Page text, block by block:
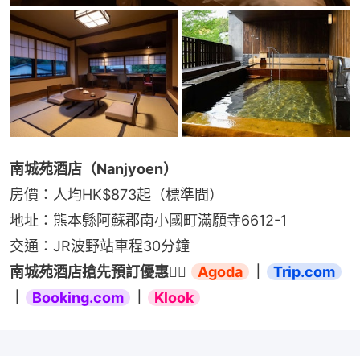
南城苑酒店（Nanjyoen）
房價：人均HK$873起（標準間）
地址：熊本縣阿蘇郡南小國町滿願寺6612-1
交通：JR波野站車程30分鐘
南城苑酒店搶先預訂優惠👉🏻
Agoda
Trip.com
Booking.com Klook